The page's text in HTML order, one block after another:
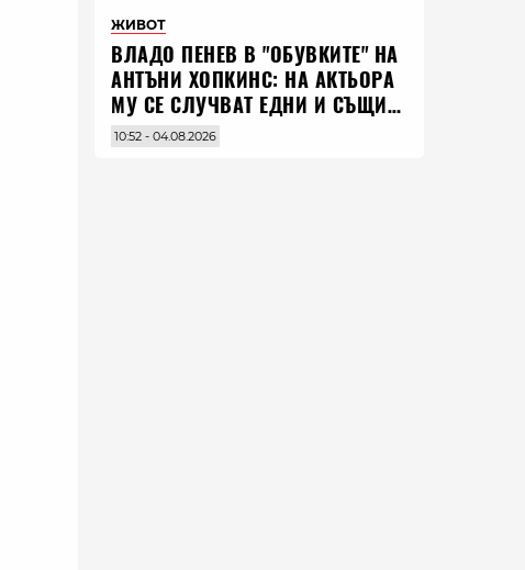
ЖИВОТ
ВЛАДO ПЕНЕВ В "ОБУВКИТЕ" НА
АНТЪНИ ХОПКИНС: НА АКТЬОРА
МУ СЕ СЛУЧВАТ ЕДНИ И СЪЩИ
НЕЩА ПО ЦЕЛИЯ СВЯТ
10:52 - 04.08.2026